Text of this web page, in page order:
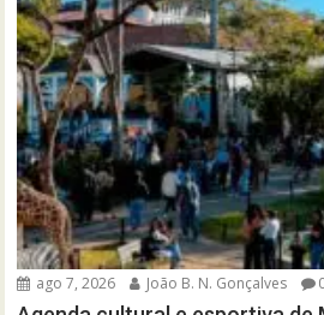
ago 7, 2026 João B. N. Gonçalves